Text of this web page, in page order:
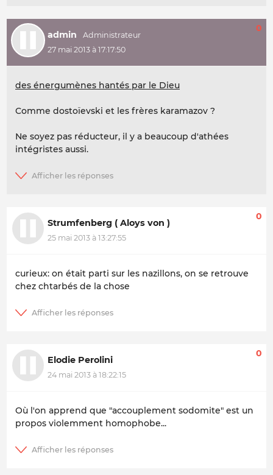
admin
27 mai 2013 à 17:17:50
0
des énergumènes hantés par le Dieu
Comme dostoïevski et les frères karamazov ?
Ne soyez pas réducteur, il y a beaucoup d'athées
intégristes aussi.
Strumfenberg ( Aloys von )
25 mai 2013 à 13:27:55
0
curieux: on était parti sur les nazillons, on se retrouve
chez chtarbés de la chose
Elodie Perolini
24 mai 2013 à 18:22:15
0
Où l'on apprend que "accouplement sodomite" est un
propos violemment homophobe...